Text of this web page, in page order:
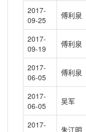
2017-
09-25
傅利泉
2017-
09-19
傅利泉
2017-
06-05
傅利泉
2017-
06-05
吴军
2017-
朱江明